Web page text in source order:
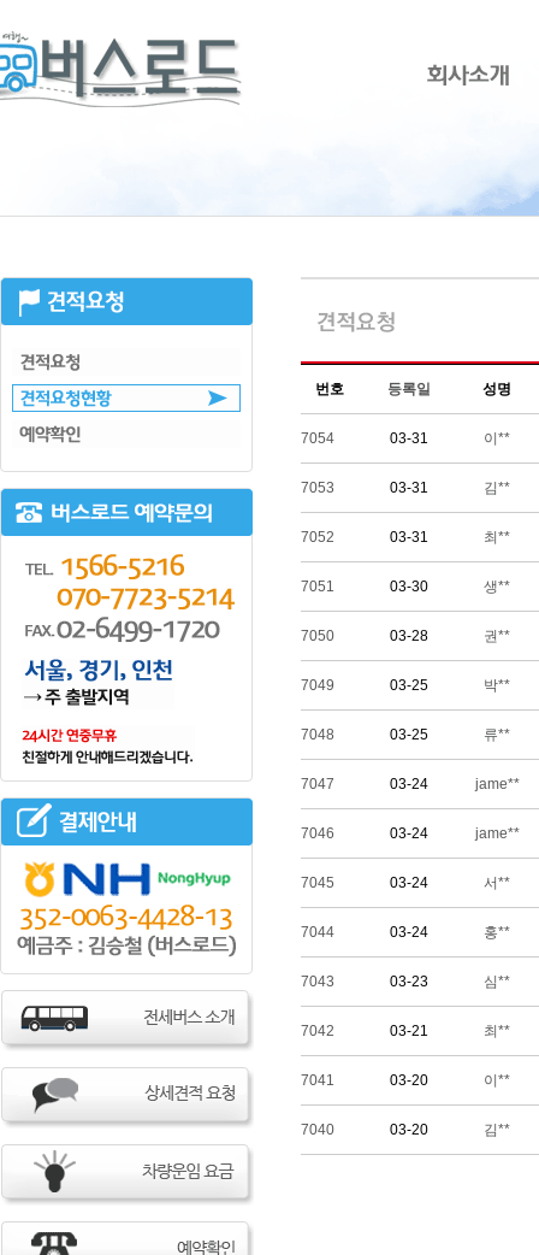
번호 등록일 성명
7054 03-31 이**
7053 03-31 김**
7052 03-31 최**
7051 03-30 생**
7050 03-28 권**
7049 03-25 박**
7048 03-25 류**
7047 03-24 jame**
7046 03-24 jame**
7045 03-24 서**
7044 03-24 홍**
7043 03-23 심**
7042 03-21 최**
7041 03-20 이**
7040 03-20 김**